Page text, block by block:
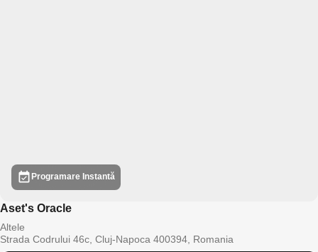
Programare Instantă
Aset's Oracle
Altele
Strada Codrului 46c, Cluj-Napoca 400394, Romania